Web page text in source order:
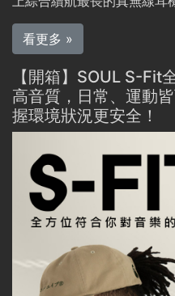
看更多 »
【開箱】SOUL S-Fit
高音質，日常、運動
握環境狀況更安全！